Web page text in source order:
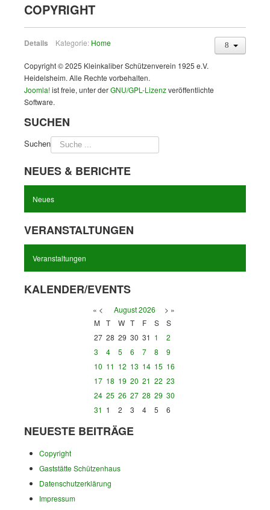
COPYRIGHT
Details Kategorie: Home
Copyright © 2025 Kleinkaliber Schützenverein 1925 e.V.
Heidelsheim. Alle Rechte vorbehalten.
Joomla!ist freie, unter derGNU/GPL-Lizenzveröffentlichte
Software.
SUCHEN
Suchen
NEUES & BERICHTE
Neues
VERANSTALTUNGEN
Veranstaltungen
KALENDER/EVENTS
« < August2026 > »
M T W T F S
S
27 28 29 30 31 1
2
3
4 5 6 7 8
9
10 11 12 13 14 15 16
17 18 19 20 21 22 23
24 25 26 27 28 29 30
31 1 2 3 4 5 6
NEUESTE BEITRÄGE
Copyright
Gaststätte Schützenhaus
Datenschutzerklärung
Impressum